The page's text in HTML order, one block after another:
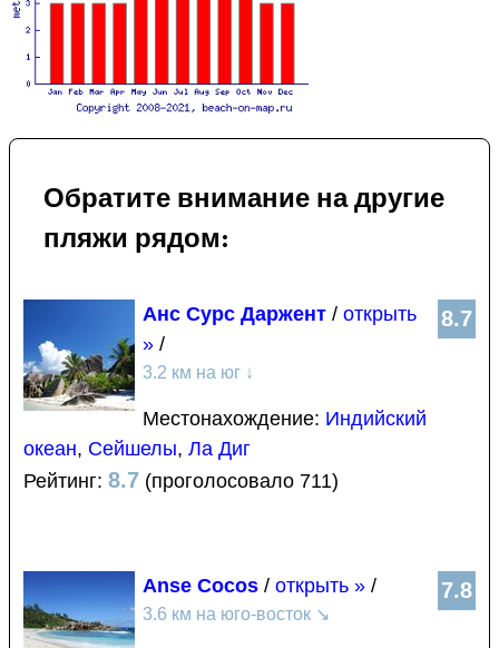
Обратите внимание на другие
пляжи рядом:
8.7
Анс Сурс Даржент / открыть
» /
3.2 км на юг ↓
Местонахождение: Индийский
океан, Сейшелы, Ла Диг
Рейтинг: 8.7 (проголосовало 711)
7.8
Anse Cocos / открыть » /
3.6 км на юго-восток ↘